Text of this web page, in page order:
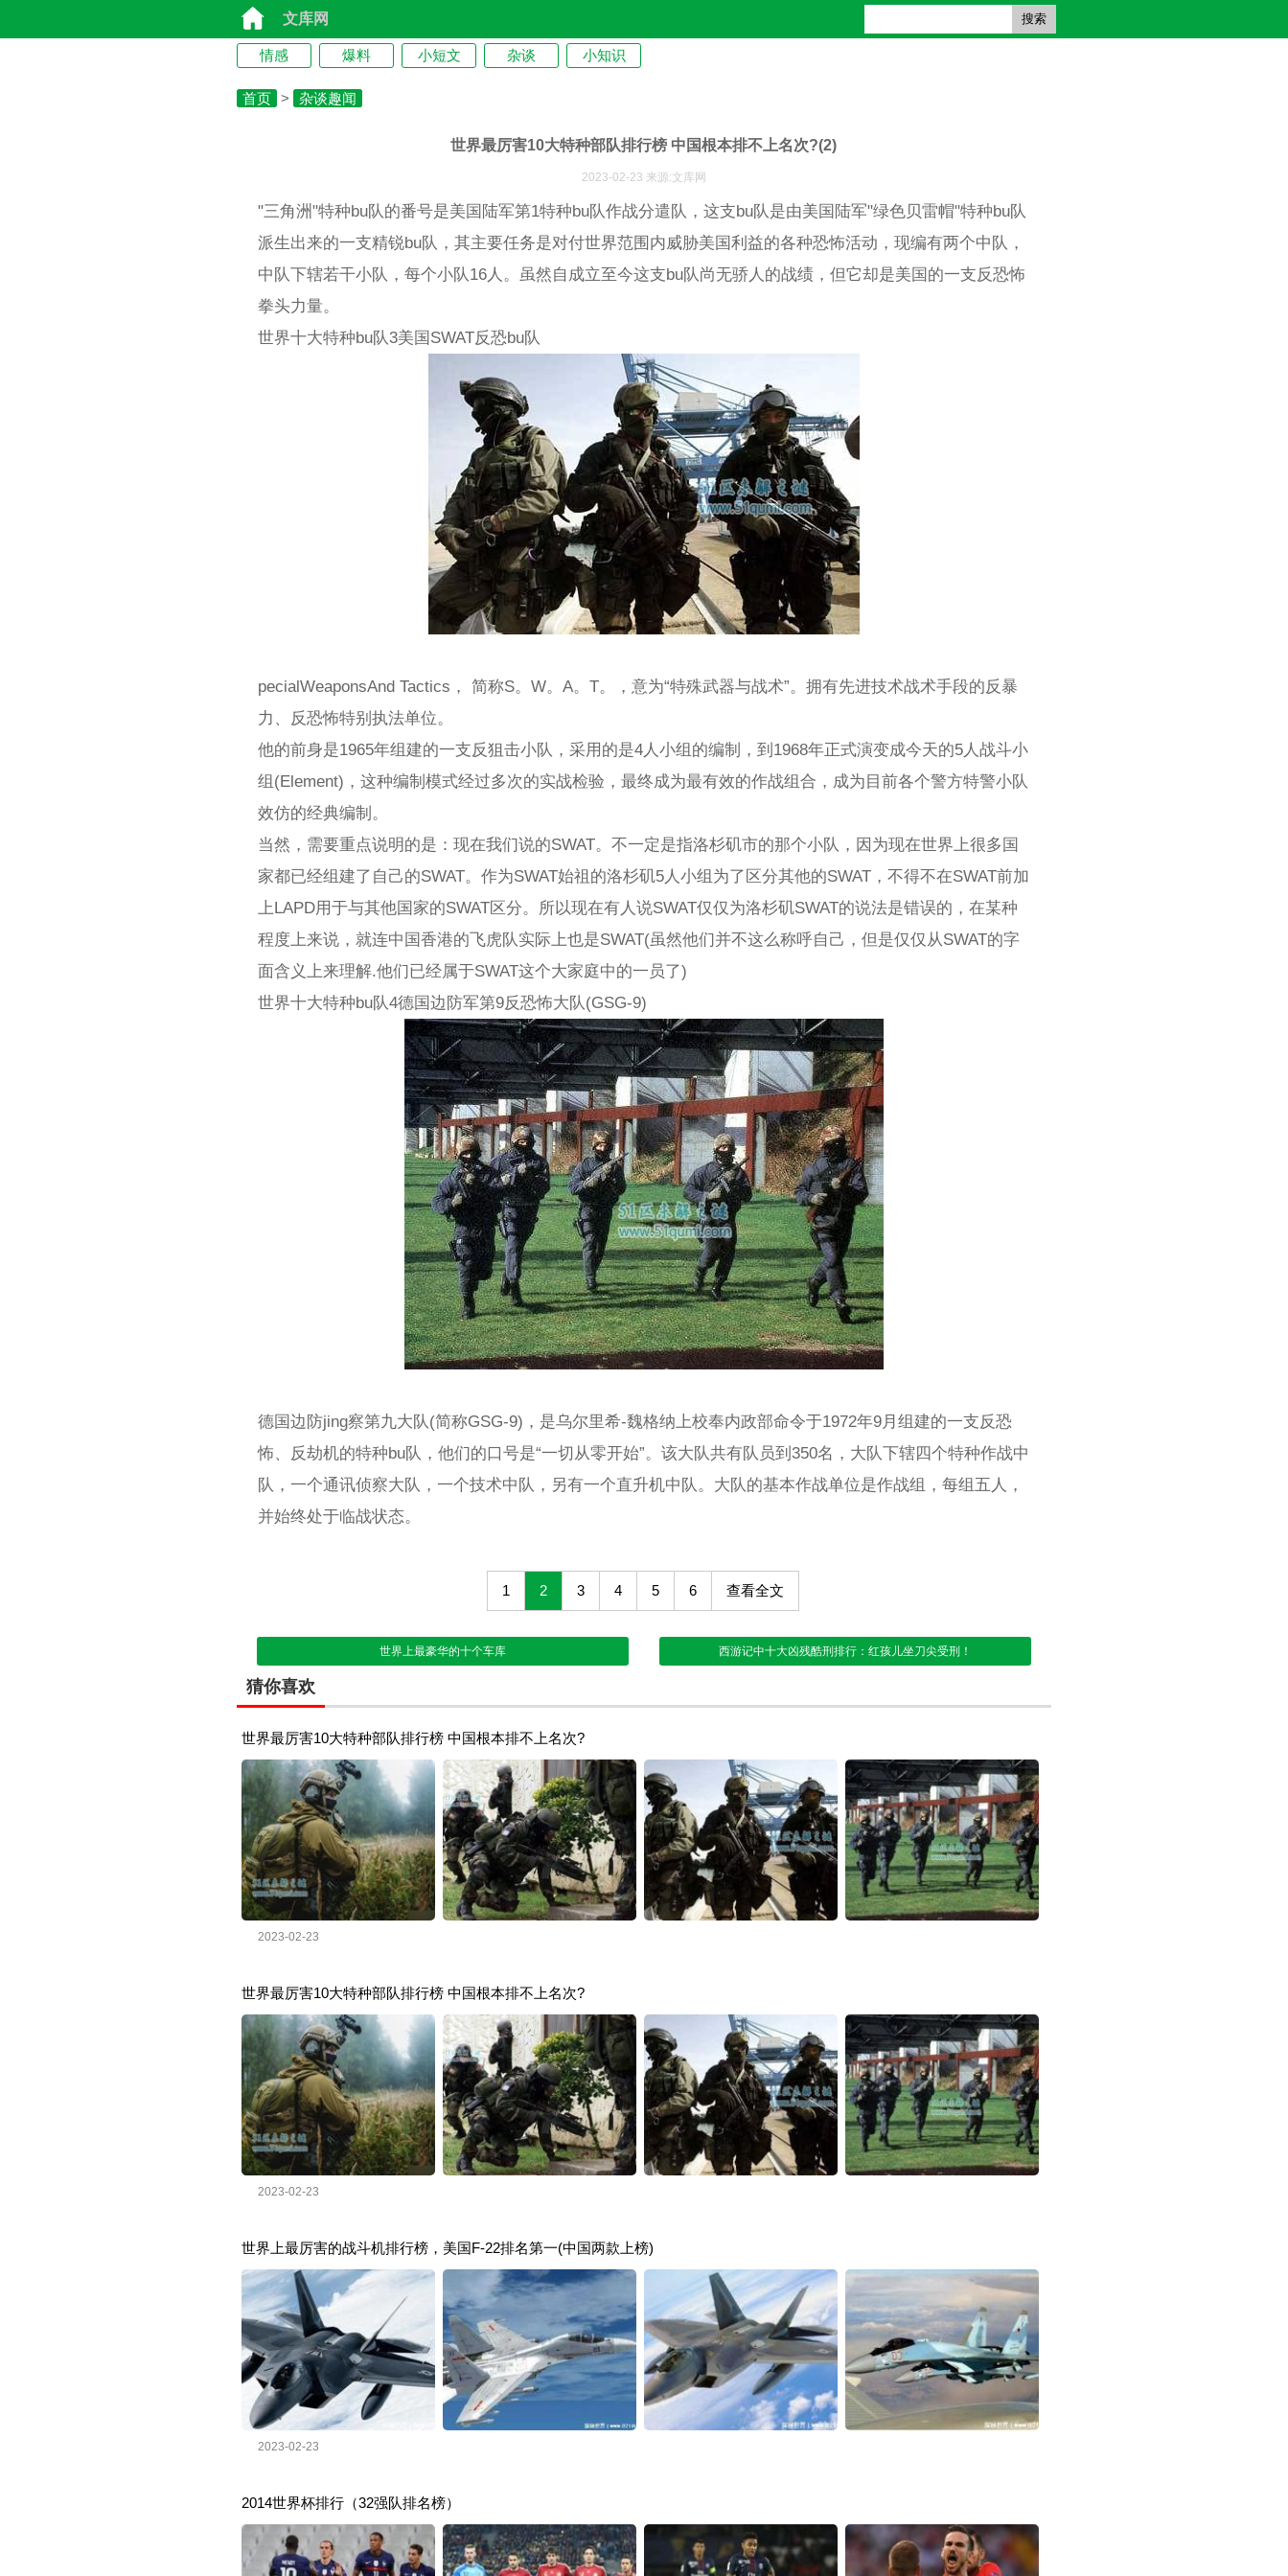
文库网 搜索
情感 爆料 小短文 杂谈 小知识
首页 > 杂谈趣闻
世界最厉害10大特种部队排行榜 中国根本排不上名次?(2)
2023-02-23 来源:文库网
"三角洲"特种bu队的番号是美国陆军第1特种bu队作战分遣队，这支bu队是由美国陆军"绿色贝雷帽"特种bu队
派生出来的一支精锐bu队，其主要任务是对付世界范围内威胁美国利益的各种恐怖活动，现编有两个中队，
中队下辖若干小队，每个小队16人。虽然自成立至今这支bu队尚无骄人的战绩，但它却是美国的一支反恐怖
拳头力量。
世界十大特种bu队3美国SWAT反恐bu队
pecialWeaponsAnd Tactics， 简称S。W。A。T。，意为“特殊武器与战术”。拥有先进技术战术手段的反暴
力、反恐怖特别执法单位。
他的前身是1965年组建的一支反狙击小队，采用的是4人小组的编制，到1968年正式演变成今天的5人战斗小
组(Element)，这种编制模式经过多次的实战检验，最终成为最有效的作战组合，成为目前各个警方特警小队
效仿的经典编制。
当然，需要重点说明的是：现在我们说的SWAT。不一定是指洛杉矶市的那个小队，因为现在世界上很多国
家都已经组建了自己的SWAT。作为SWAT始祖的洛杉矶5人小组为了区分其他的SWAT，不得不在SWAT前加
上LAPD用于与其他国家的SWAT区分。所以现在有人说SWAT仅仅为洛杉矶SWAT的说法是错误的，在某种
程度上来说，就连中国香港的飞虎队实际上也是SWAT(虽然他们并不这么称呼自己，但是仅仅从SWAT的字
面含义上来理解.他们已经属于SWAT这个大家庭中的一员了)
世界十大特种bu队4德国边防军第9反恐怖大队(GSG-9)
德国边防jing察第九大队(简称GSG-9)，是乌尔里希-魏格纳上校奉内政部命令于1972年9月组建的一支反恐
怖、反劫机的特种bu队，他们的口号是“一切从零开始”。该大队共有队员到350名，大队下辖四个特种作战中
队，一个通讯侦察大队，一个技术中队，另有一个直升机中队。大队的基本作战单位是作战组，每组五人，
并始终处于临战状态。
1 2 3 4 5 6 查看全文
世界上最豪华的十个车库 西游记中十大凶残酷刑排行：红孩儿坐刀尖受刑！
猜你喜欢
世界最厉害10大特种部队排行榜 中国根本排不上名次?
2023-02-23
世界最厉害10大特种部队排行榜 中国根本排不上名次?
2023-02-23
世界上最厉害的战斗机排行榜，美国F-22排名第一(中国两款上榜)
2023-02-23
2014世界杯排行（32强队排名榜）